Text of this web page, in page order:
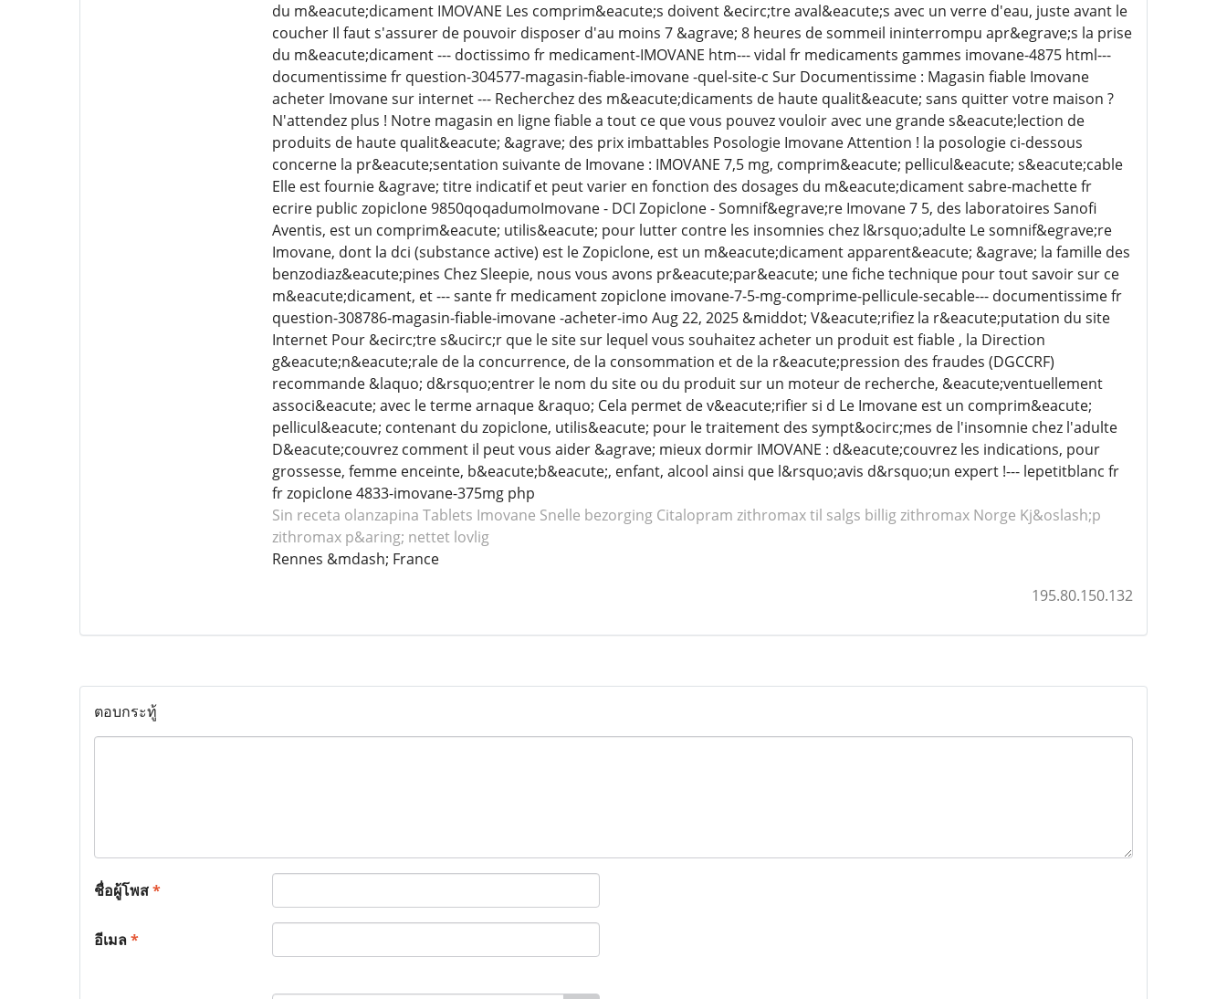
du m&eacute;dicament IMOVANE Les comprim&eacute;s doivent &ecirc;tre aval&eacute;s avec un verre d'eau, juste avant le
coucher Il faut s'assurer de pouvoir disposer d'au moins 7 &agrave; 8 heures de sommeil ininterrompu apr&egrave;s la prise
du m&eacute;dicament --- doctissimo fr medicament-IMOVANE htm--- vidal fr medicaments gammes imovane-4875 html---
documentissime fr question-304577-magasin-fiable-imovane -quel-site-c Sur Documentissime : Magasin fiable Imovane
acheter Imovane sur internet --- Recherchez des m&eacute;dicaments de haute qualit&eacute; sans quitter votre maison ?
N'attendez plus ! Notre magasin en ligne fiable a tout ce que vous pouvez vouloir avec une grande s&eacute;lection de
produits de haute qualit&eacute; &agrave; des prix imbattables Posologie Imovane Attention ! la posologie ci-dessous
concerne la pr&eacute;sentation suivante de Imovane : IMOVANE 7,5 mg, comprim&eacute; pellicul&eacute; s&eacute;cable
Elle est fournie &agrave; titre indicatif et peut varier en fonction des dosages du m&eacute;dicament sabre-machette fr
ecrire public zopiclone 9850qoqadumoImovane - DCI Zopiclone - Somnif&egrave;re Imovane 7 5, des laboratoires Sanofi
Aventis, est un comprim&eacute; utilis&eacute; pour lutter contre les insomnies chez l&rsquo;adulte Le somnif&egrave;re
Imovane, dont la dci (substance active) est le Zopiclone, est un m&eacute;dicament apparent&eacute; &agrave; la famille des
benzodiaz&eacute;pines Chez Sleepie, nous vous avons pr&eacute;par&eacute; une fiche technique pour tout savoir sur ce
m&eacute;dicament, et --- sante fr medicament zopiclone imovane-7-5-mg-comprime-pellicule-secable--- documentissime fr
question-308786-magasin-fiable-imovane -acheter-imo Aug 22, 2025 &middot; V&eacute;rifiez la r&eacute;putation du site
Internet Pour &ecirc;tre s&ucirc;r que le site sur lequel vous souhaitez acheter un produit est fiable , la Direction
g&eacute;n&eacute;rale de la concurrence, de la consommation et de la r&eacute;pression des fraudes (DGCCRF)
recommande &laquo; d&rsquo;entrer le nom du site ou du produit sur un moteur de recherche, &eacute;ventuellement
associ&eacute; avec le terme arnaque &raquo; Cela permet de v&eacute;rifier si d Le Imovane est un comprim&eacute;
pellicul&eacute; contenant du zopiclone, utilis&eacute; pour le traitement des sympt&ocirc;mes de l'insomnie chez l'adulte
D&eacute;couvrez comment il peut vous aider &agrave; mieux dormir IMOVANE : d&eacute;couvrez les indications, pour
grossesse, femme enceinte, b&eacute;b&eacute;, enfant, alcool ainsi que l&rsquo;avis d&rsquo;un expert !--- lepetitblanc fr
fr zopiclone 4833-imovane-375mg php
Sin receta olanzapina Tablets Imovane Snelle bezorging Citalopram zithromax til salgs billig zithromax Norge Kj&oslash;p
zithromax p&aring; nettet lovlig
Rennes &mdash; France
195.80.150.132
ตอบกระทู้
ชื่อผู้โพส*
อีเมล*